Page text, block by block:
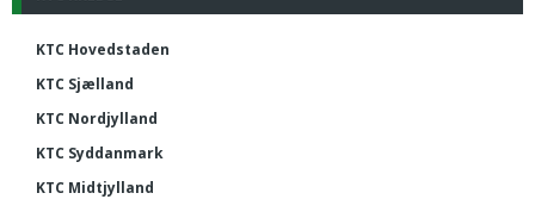
KTC Hovedstaden
KTC Sjælland
KTC Nordjylland
KTC Syddanmark
KTC Midtjylland